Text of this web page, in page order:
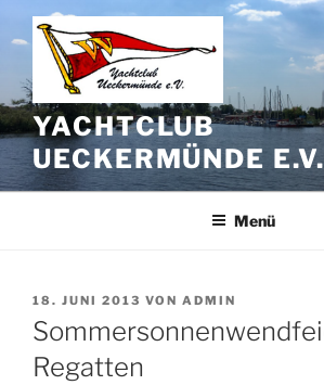
Zum
Inhalt
springen
YACHTCLUB
UECKERMÜNDE E.V.
Menü
VERÖFFENTLICHT
AM
18. JUNI 2013 VON ADMIN
Regatten